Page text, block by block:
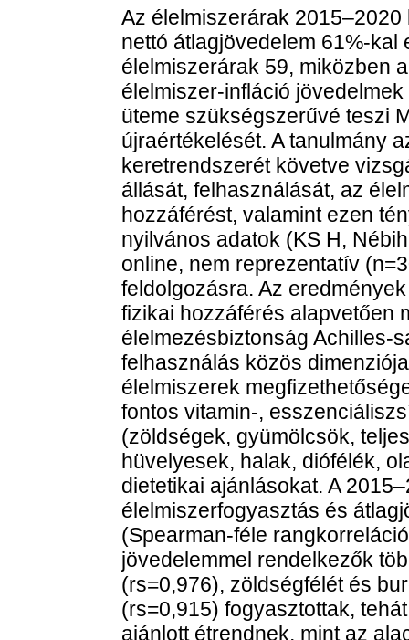
Az élelmiszerárak
nettó átlagjövedelem 61%-
élelmiszerárak 59, miközben
élelmiszer-infláció
üteme szükségszerűvé teszi
újraértékelését. A tanulmány
keretrendszerét követve
állását, felhasználását, az
hozzáférést, valamint ezen
nyilvános adatok (KS H,
online, nem reprezentatív
feldolgozásra. Az
fizikai hozzáférés alapvetően
élelmezésbiztonság Achilles-
felhasználás közös
élelmiszerek
fontos vitamin-,
(zöldségek, gyümölcsök,
hüvelyesek, halak, diófélék,
dietetikai ajánlásokat. A
élelmiszerfogyasztás és
(Spearman-féle
jövedelemmel rendelkezők
(rs=0,976), zöldségfélét és
(rs=0,915) fogyasztottak,
ajánlott étrendnek, mint az